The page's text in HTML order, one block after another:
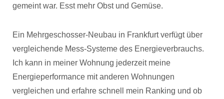
gemeint war. Esst mehr Obst und Gemüse.
Ein Mehrgeschosser-Neubau in Frankfurt verfügt über
vergleichende Mess-Systeme des Energieverbrauchs.
Ich kann in meiner Wohnung jederzeit meine
Energieperformance mit anderen Wohnungen
vergleichen und erfahre schnell mein Ranking und ob